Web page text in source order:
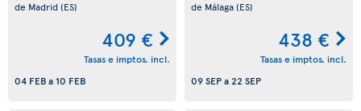
de Madrid(ES)
409 €
Tasas e imptos. incl.
04 FEBa 10 FEB
de Málaga(ES)
438 €
Tasas e imptos. incl.
09 SEPa22 SEP